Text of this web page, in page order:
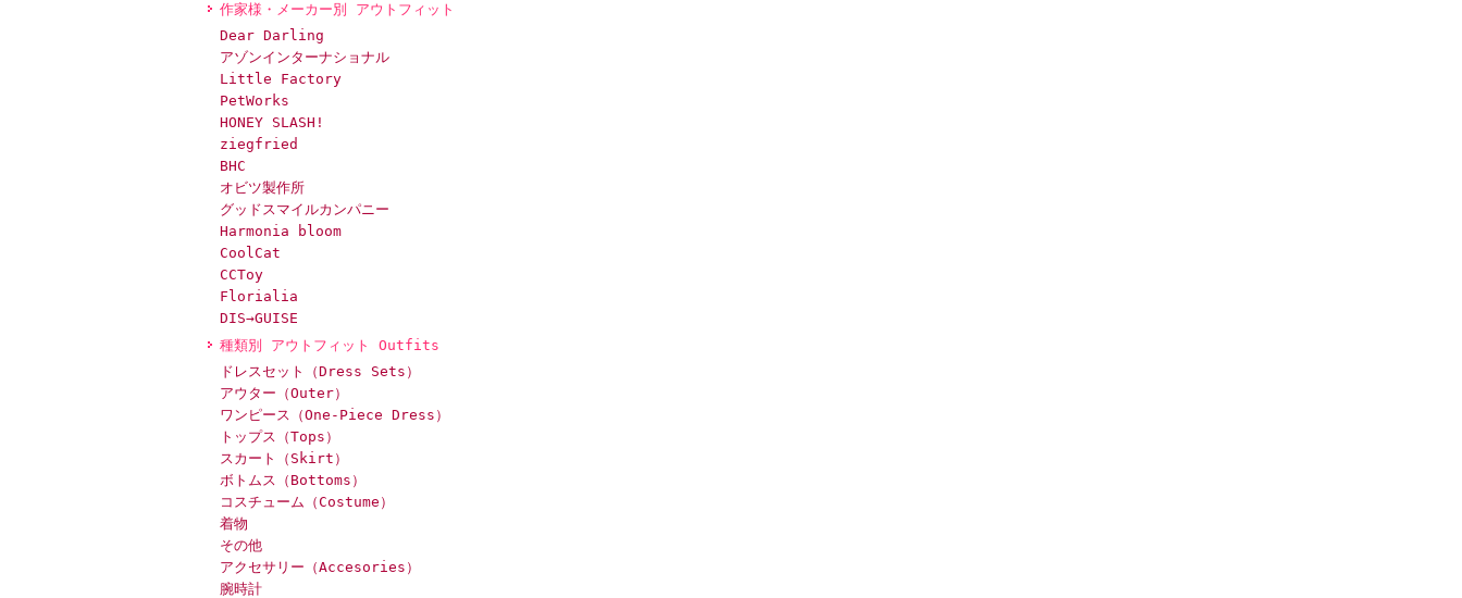
作家様・メーカー別 アウトフィット
Dear Darling
アゾンインターナショナル
Little Factory
PetWorks
HONEY SLASH!
ziegfried
BHC
オビツ製作所
グッドスマイルカンパニー
Harmonia bloom
CoolCat
CCToy
Florialia
DIS→GUISE
種類別 アウトフィット Outfits
ドレスセット（Dress Sets）
アウター（Outer）
ワンピース（One-Piece Dress）
トップス（Tops）
スカート（Skirt）
ボトムス（Bottoms）
コスチューム（Costume）
着物
その他
アクセサリー（Accesories）
腕時計